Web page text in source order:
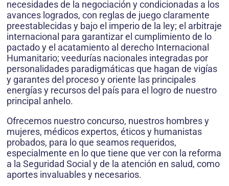
necesidades de la negociación y condicionadas a los
avances logrados, con reglas de juego claramente
preestablecidas y bajo el imperio de la ley; el arbitraje
internacional para garantizar el cumplimiento de lo
pactado y el acatamiento al derecho Internacional
Humanitario; veedurías nacionales integradas por
personalidades paradigmáticas que hagan de vigías
y garantes del proceso y oriente las principales
energías y recursos del país para el logro de nuestro
principal anhelo.
Ofrecemos nuestro concurso, nuestros hombres y
mujeres, médicos expertos, éticos y humanistas
probados, para lo que seamos requeridos,
especialmente en lo que tiene que ver con la reforma
a la Seguridad Social y de la atención en salud, como
aportes invaluables y necesarios.